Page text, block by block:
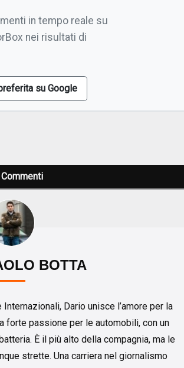
in tempo reale su
nei risultati di
su Google
Commenti
BOTTA
Dario unisce l’amore per la
forte passione per le automobili, con un
È il più alto della compagnia, ma le
strette. Una carriera nel giornalismo